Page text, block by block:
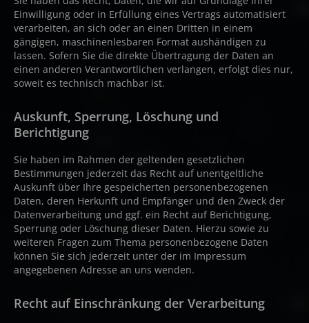
Einwilligung oder in Erfüllung eines Vertrags automatisiert
verarbeiten, an sich oder an einen Dritten in einem
gängigen, maschinenlesbaren Format aushändigen zu
lassen. Sofern Sie die direkte Übertragung der Daten an
einen anderen Verantwortlichen verlangen, erfolgt dies nur,
soweit es technisch machbar ist.
Auskunft, Sperrung, Löschung und
Berichtigung
Sie haben im Rahmen der geltenden gesetzlichen
Bestimmungen jederzeit das Recht auf unentgeltliche
Auskunft über Ihre gespeicherten personenbezogenen
Daten, deren Herkunft und Empfänger und den Zweck der
Datenverarbeitung und ggf. ein Recht auf Berichtigung,
Sperrung oder Löschung dieser Daten. Hierzu sowie zu
weiteren Fragen zum Thema personenbezogene Daten
können Sie sich jederzeit unter der im Impressum
angegebenen Adresse an uns wenden.
Recht auf Einschränkung der Verarbeitung